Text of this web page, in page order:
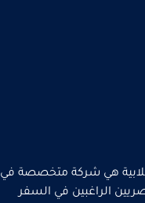
هي شركة متخصصة في
الراغبين في السفر